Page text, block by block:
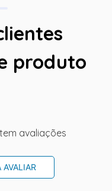
produto
avaliações
AVALIAR